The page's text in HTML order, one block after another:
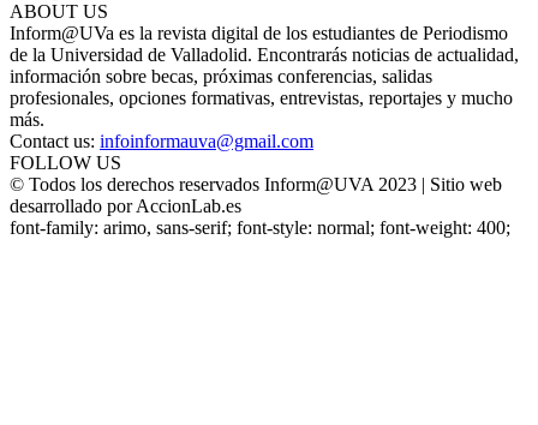
ABOUT US
Inform@UVa es la revista digital de los estudiantes de Periodismo
de la Universidad de Valladolid. Encontrarás noticias de actualidad,
información sobre becas, próximas conferencias, salidas
profesionales, opciones formativas, entrevistas, reportajes y mucho
más.
Contact us: infoinformauva@gmail.com
FOLLOW US
© Todos los derechos reservados Inform@UVA 2023 | Sitio web
desarrollado por AccionLab.es
font-family: arimo, sans-serif; font-style: normal; font-weight: 400;